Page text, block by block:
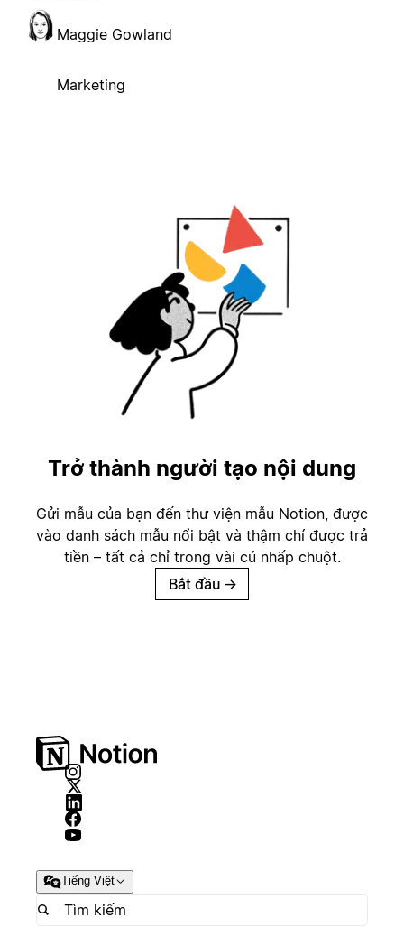
Maggie Gowland
Marketing
Trở thành người tạo nội dung
Gửi mẫu của bạn đến thư viện mẫu Notion, được
vào danh sách mẫu nổi bật và thậm chí được trả
tiền – tất cả chỉ trong vài cú nhấp chuột.
Bắt đầu →
Tiếng Việt